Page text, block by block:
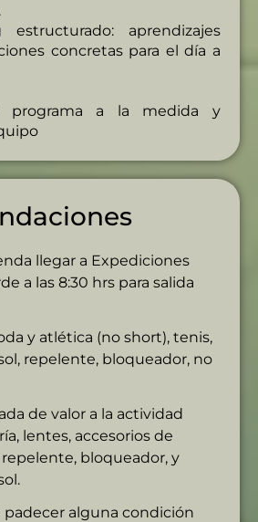
estructurado: aprendizajes
concretas para el día a
programa a la medida y
llegar a Expediciones
a las 8:30 hrs para salida
y atlética (no short), tenis,
repelente, bloqueador, no
de valor a la actividad
lentes, accesorios de
repelente, bloqueador, y
padecer alguna condición